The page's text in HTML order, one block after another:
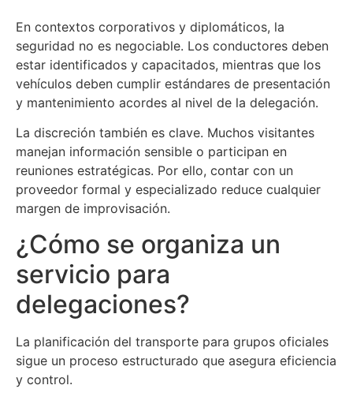
En contextos corporativos y diplomáticos, la
seguridad no es negociable. Los conductores deben
estar identificados y capacitados, mientras que los
vehículos deben cumplir estándares de presentación
y mantenimiento acordes al nivel de la delegación.
La discreción también es clave. Muchos visitantes
manejan información sensible o participan en
reuniones estratégicas. Por ello, contar con un
proveedor formal y especializado reduce cualquier
margen de improvisación.
¿Cómo se organiza un
servicio para
delegaciones?
La planificación del transporte para grupos oficiales
sigue un proceso estructurado que asegura eficiencia
y control.